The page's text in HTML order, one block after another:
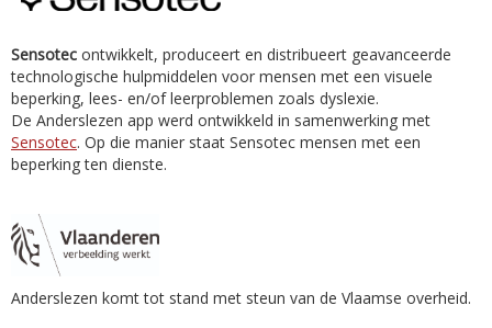
Sensotec ontwikkelt, produceert en distribueert geavanceerde
technologische hulpmiddelen voor mensen met een visuele
beperking, lees- en/of leerproblemen zoals dyslexie.
De Anderslezen app werd ontwikkeld in samenwerking met
Sensotec. Op die manier staat Sensotec mensen met een
beperking ten dienste.
Anderslezen komt tot stand met steun van de Vlaamse overheid.